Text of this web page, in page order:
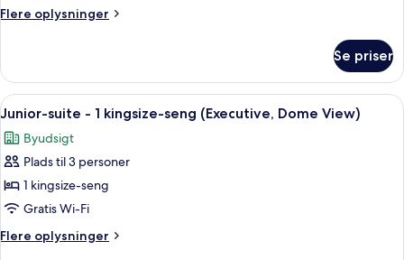
-
1
seng
(Plus,
Dome
View)
Flere oplysninger
Flere
værelse
1
seng
(Plus,
View)
Se priser
Indlæs
alle
billeder
af
Junior-
suite
-
1
Et moderne hotelværelse med en
6
Junior-suite - 1 kingsize-seng (Executive, Dome View)
Byudsigt
Plads til 3 personer
1 kingsize-seng
Gratis Wi-Fi
Flere oplysninger
Flere